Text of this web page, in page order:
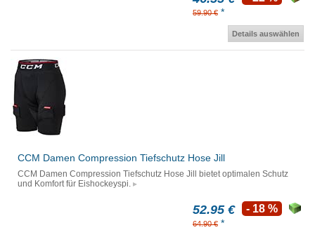
59.90 € *
Details auswählen
CCM Damen Compression Tiefschutz Hose Jill
CCM Damen Compression Tiefschutz Hose Jill bietet optimalen Schutz
und Komfort für Eishockeyspi.
52.95 €
64.90 € *
- 18 %